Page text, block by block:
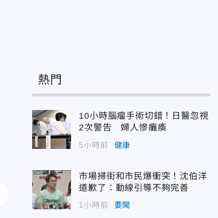
熱門
10小時腦瘤手術切錯！日醫忽視
2次警告 婦人慘癱瘓
5小時前 健康
市場掃街和市民爆衝突！沈伯洋
道歉了：動線引導不夠完善
1小時前 要聞